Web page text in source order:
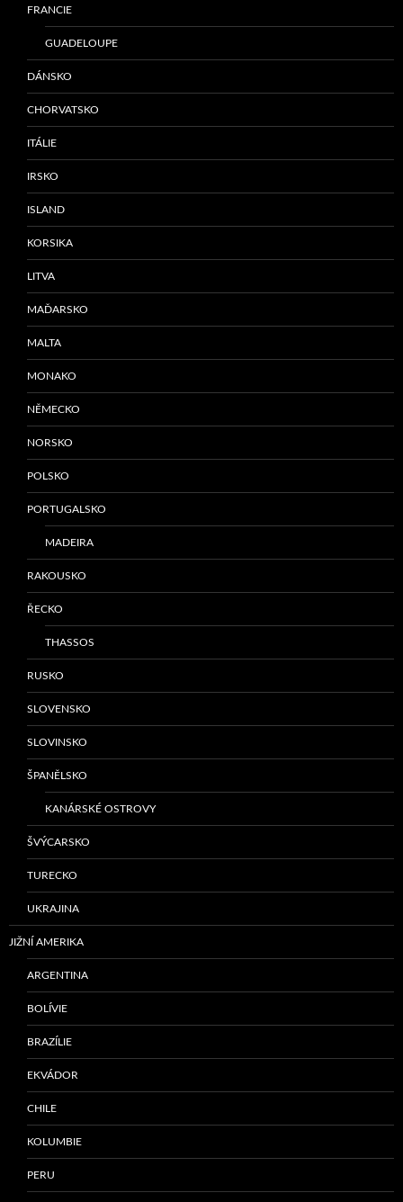
FRANCIE
GUADELOUPE
DÁNSKO
CHORVATSKO
ITÁLIE
IRSKO
ISLAND
KORSIKA
LITVA
MAĎARSKO
MALTA
MONAKO
NĚMECKO
NORSKO
POLSKO
PORTUGALSKO
MADEIRA
RAKOUSKO
ŘECKO
THASSOS
RUSKO
SLOVENSKO
SLOVINSKO
ŠPANĚLSKO
KANÁRSKÉ OSTROVY
ŠVÝCARSKO
TURECKO
UKRAJINA
JIŽNÍ AMERIKA
ARGENTINA
BOLÍVIE
BRAZÍLIE
EKVÁDOR
CHILE
KOLUMBIE
PERU